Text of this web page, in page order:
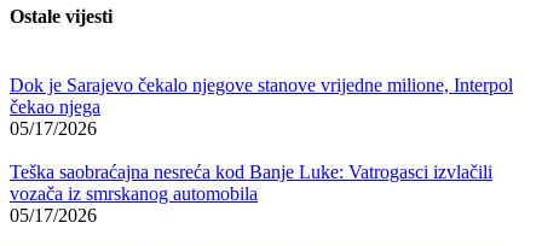
Ostale vijesti
Dok je Sarajevo čekalo njegove stanove vrijedne milione, Interpol
čekao njega
05/17/2026
Teška saobraćajna nesreća kod Banje Luke: Vatrogasci izvlačili
vozača iz smrskanog automobila
05/17/2026